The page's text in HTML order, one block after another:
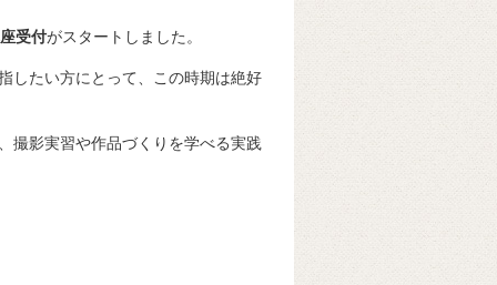
受付がスタートしました。
したい方にとって、この時期は絶好
撮影実習や作品づくりを学べる実践